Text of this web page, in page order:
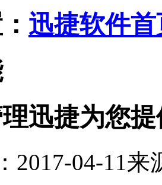
迅捷软件首
迅捷为您
2017-04-11来